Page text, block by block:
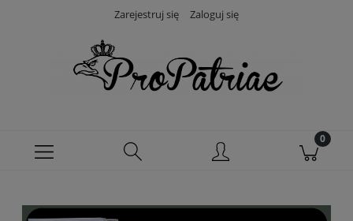
Zarejestruj się Zaloguj się